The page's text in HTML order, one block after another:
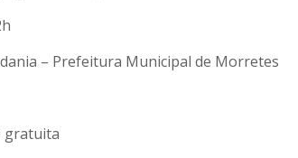
– Prefeitura Municipal de Morretes
gratuita